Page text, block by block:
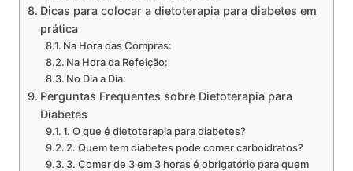
Dicas para colocar a dietoterapia para diabetes em
prática
Na Hora das Compras:
Na Hora da Refeição:
No Dia a Dia:
Perguntas Frequentes sobre Dietoterapia para
Diabetes
1. O que é dietoterapia para diabetes?
2. Quem tem diabetes pode comer carboidratos?
3. Comer de 3 em 3 horas é obrigatório para quem